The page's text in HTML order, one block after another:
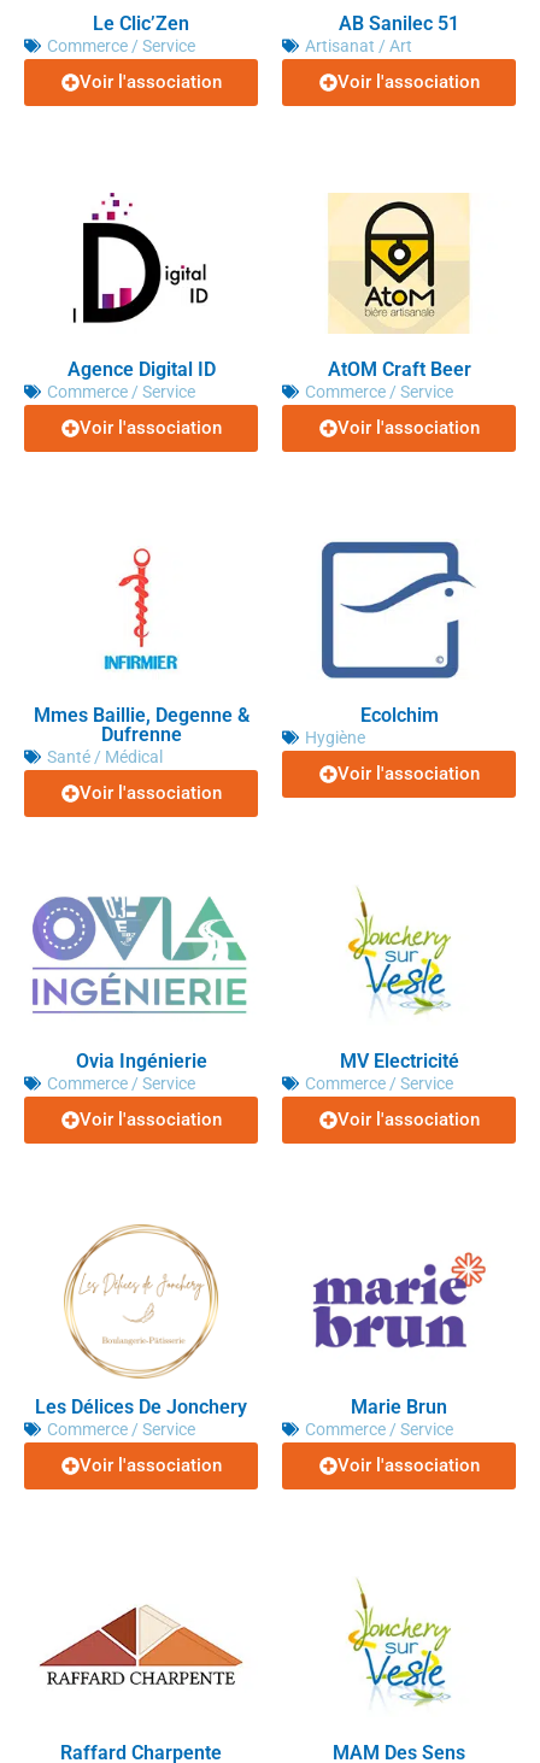
Le Clic’Zen
Commerce / Service
Voir l'association
AB Sanilec 51
Artisanat / Art
Voir l'association
Agence Digital ID
Commerce / Service
Voir l'association
AtOM Craft Beer
Commerce / Service
Voir l'association
Mmes Baillie, Degenne &
Dufrenne
Santé / Médical
Voir l'association
Ecolchim
Hygiène
Voir l'association
Ovia Ingénierie
Commerce / Service
Voir l'association
MV Electricité
Commerce / Service
Voir l'association
Les Délices De Jonchery
Commerce / Service
Voir l'association
Marie Brun
Commerce / Service
Voir l'association
Raffard Charpente MAM Des Sens